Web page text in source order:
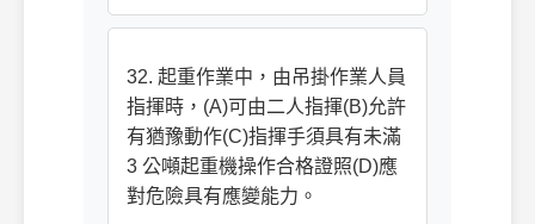
32. 起重作業中，由吊掛作業人員
指揮時，(A)可由二人指揮(B)允許
有猶豫動作(C)指揮手須具有未滿
3 公噸起重機操作合格證照(D)應
對危險具有應變能力。